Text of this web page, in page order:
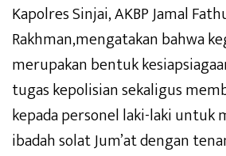
Kapolres Sinjai, AKBP Jamal
Rakhman,mengatakan bahwa
merupakan bentuk
tugas kepolisian sekaligus
kepada personel laki-laki untuk
ibadah solat Jum’at dengan